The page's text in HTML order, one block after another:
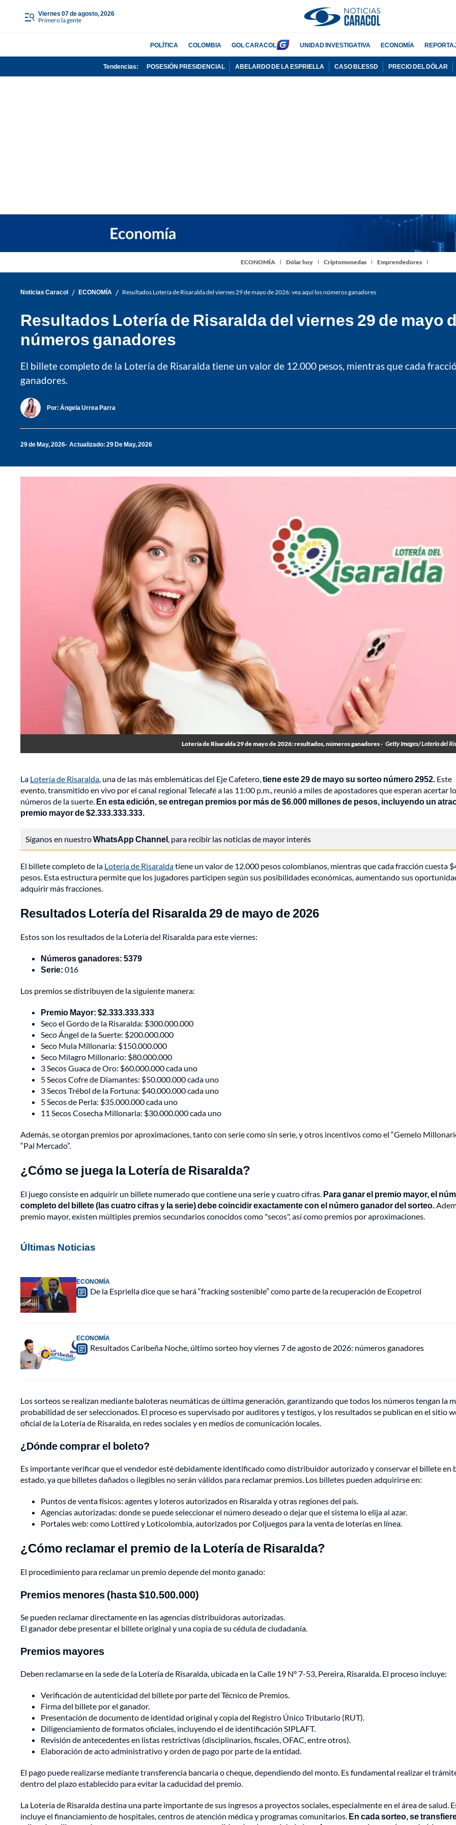
viernes 07 de agosto, 2026
Primero la gente
POLÍTICA COLOMBIA GOL CARACOL UNIDAD INVESTIGATIVA ECONOMÍA
Tendencias: POSESIÓN PRESIDENCIAL ABELARDO DE LA ESPRIELLA CASO BLESSD PRECIO DEL DÓLAR
ECONOMÍA Dólar hoy Criptomonedas Emprendedores
Noticias Caracol / ECONOMÍA / Resultados Lotería de Risaralda del viernes 29 de mayo de 2026: vea aquí los números ganadores
Resultados Lotería de Risaralda del viernes 29 de mayo
números ganadores
El billete completo de la Lotería de Risaralda tiene un valor de 12.000 pesos, mientras que cada
ganadores.
Por: Ángela Urrea Parra
29 de May, 2026 Actualizado: 29 De May, 2026
Lotería de Risaralda 29 de mayo de 2026: resultados, números ganadores - Getty Images/ Lotería del
La Lotería de Risaralda, una de las más emblemáticas del Eje Cafetero,tiene este 29 de mayo su sorteo número 2952. Este
evento, transmitido en vivo por el canal regional Telecafé a las 11:00 p.m., reunió a miles de apostadores que esperan acertar
números de la suerte. En esta edición, se entregan premios por más de $6.000 millones de pesos, incluyendo un
premio mayor de $2.333.333.333.
Síganos en nuestroWhatsApp Channel, para recibir las noticias de mayor interés
El billete completo de la Lotería de Risaraldatiene un valor de 12.000 pesos colombianos, mientras que cada fracción cuesta
pesos. Esta estructura permite que los jugadores participen según sus posibilidades económicas, aumentando sus
adquirir más fracciones.
Resultados Lotería del Risaralda 29 de mayo de 2026
Estos son los resultados de la Lotería del Risaralda para este viernes:
Números ganadores: 5379
Serie: 016
Los premios se distribuyen de la siguiente manera:
Premio Mayor: $2.333.333.333
Seco el Gordo de la Risaralda: $300.000.000
Seco Ángel de la Suerte: $200.000.000
Seco Mula Millonaria: $150.000.000
Seco Milagro Millonario: $80.000.000
3 Secos Guaca de Oro: $60.000.000 cada uno
5 Secos Cofre de Diamantes: $50.000.000 cada uno
3 Secos Trébol de la Fortuna: $40.000.000 cada uno
5 Secos de Perla: $35.000.000 cada uno
11 Secos Cosecha Millonaria: $30.000.000 cada uno
Además, se otorgan premios por aproximaciones, tanto con serie como sin serie, y otros incentivos como el “Gemelo
“Pal Mercado”.
¿Cómo se juega la Lotería de Risaralda?
El juego consiste en adquirir un billete numerado que contiene una serie y cuatro cifras. Para ganar el premio mayor, el
completo del billete (las cuatro cifras y la serie) debe coincidir exactamente con el número ganador del sorteo.
premio mayor, existen múltiples premios secundarios conocidos como "secos", así como premios por aproximaciones.
Últimas Noticias
ECONOMÍA
De la Espriella dice que se hará “fracking sostenible” como parte de la recuperación de Ecopetrol
ECONOMÍA
Resultados Caribeña Noche, último sorteo hoy viernes 7 de agosto de 2026: números ganadores
Los sorteos se realizan mediante baloteras neumáticas de última generación, garantizando que todos los números tengan la
probabilidad de ser seleccionados. El proceso es supervisado por auditores y testigos, y los resultados se publican en el sitio
oficial de la Lotería de Risaralda, en redes sociales y en medios de comunicación locales.
¿Dónde comprar el boleto?
Es importante verificar que el vendedor esté debidamente identificado como distribuidor autorizado y conservar el billete en
estado, ya que billetes dañados o ilegibles no serán válidos para reclamar premios. Los billetes pueden adquirirse en:
Puntos de venta físicos: agentes y loteros autorizados en Risaralda y otras regiones del país.
Agencias autorizadas: donde se puede seleccionar el número deseado o dejar que el sistema lo elija al azar.
Portales web: como Lottired y Loticolombia, autorizados por Coljuegos para la venta de loterías en línea.
¿Cómo reclamar el premio de la Lotería de Risaralda?
El procedimiento para reclamar un premio depende del monto ganado:
Premios menores (hasta $10.500.000)
Se pueden reclamar directamente en las agencias distribuidoras autorizadas.
El ganador debe presentar el billete original y una copia de su cédula de ciudadanía.
Premios mayores
Deben reclamarse en la sede de la Lotería de Risaralda, ubicada en la Calle 19 N° 7-53, Pereira, Risaralda. El proceso incluye:
Verificación de autenticidad del billete por parte del Técnico de Premios.
Firma del billete por el ganador.
Presentación de documento de identidad original y copia del Registro Único Tributario (RUT).
Diligenciamiento de formatos oficiales, incluyendo el de identificación SIPLAFT.
Revisión de antecedentes en listas restrictivas (disciplinarios, fiscales, OFAC, entre otros).
Elaboración de acto administrativo y orden de pago por parte de la entidad.
El pago puede realizarse mediante transferencia bancaria o cheque, dependiendo del monto. Es fundamental realizar el
dentro del plazo establecido para evitar la caducidad del premio.
La Lotería de Risaralda destina una parte importante de sus ingresos a proyectos sociales, especialmente en el área de salud.
incluye el financiamiento de hospitales, centros de atención médica y programas comunitarios. En cada sorteo, se